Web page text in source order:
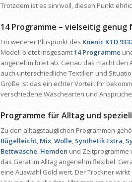
Trotzdem ist es sinnvoll, diesen Punkt
14 Programme – vielseitig genug
Ein weiterer Pluspunkt des Koenic KTD
Modell bietet insgesamt14 Programme
angenehm breit ab. Genau das macht
auch unterschiedliche Textilien und
Größe ist das ein echter Vorteil. Ihr
verschiedene Wäschearten und
Programme für Alltag und
Zu den alltagstauglichen Programmen
Bügelleicht, Mix,Wolle, Synthetik Extra,
Bettwäsche, Hemden und Zeitprogramme
das Gerät im Alltag angenehm flexibel.
eine Auswahl Gold wert. Der Trockner